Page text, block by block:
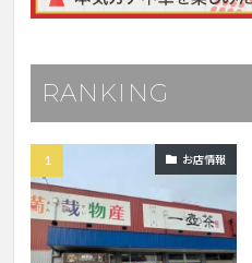
RANKING
お店情報